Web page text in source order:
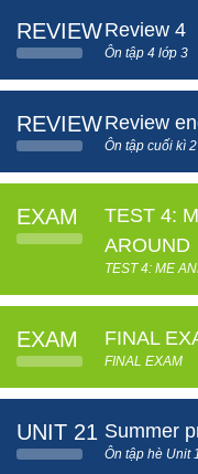
REVIEWReview 4
Ôn tập 4 lớp 3
REVIEWReview
Ôn tập cuối kì
EXAM
TEST 4:
AROUND
TEST 4: ME
EXAM FINAL
FINAL EXAM
UNIT 21 Summer
Ôn tập hè Unit